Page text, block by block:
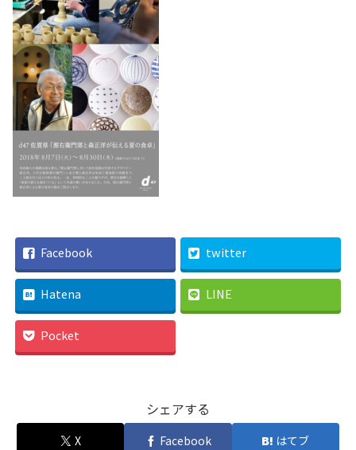
Facebook twitter
Hatena LINE
Pocket
シェアする
X Facebook はてブ